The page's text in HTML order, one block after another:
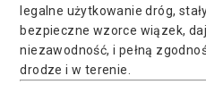
legalne użytkowanie dróg,
bezpieczne wzorce wiązek,
niezawodność, i pełną
drodze i w terenie.